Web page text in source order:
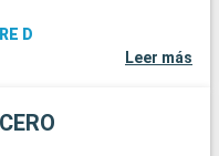
D
Leer más